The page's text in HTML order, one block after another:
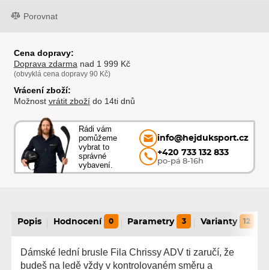
Porovnat
Cena dopravy:
Doprava zdarma nad 1 999 Kč
(obvyklá cena dopravy 90 Kč)
Vrácení zboží:
Možnost vrátit zbožído 14ti dnů
Rádi vám
pomůžeme
vybrat to
správné
vybavení.
info@hejduksport.cz
+420 733 132 833
po-pá 8-16h
Popis Hodnocení 0 Parametry 3 Varianty 12
Dámské lední brusle Fila Chrissy ADV ti zaručí, že
budeš na ledě vždy v kontrolovaném směru a